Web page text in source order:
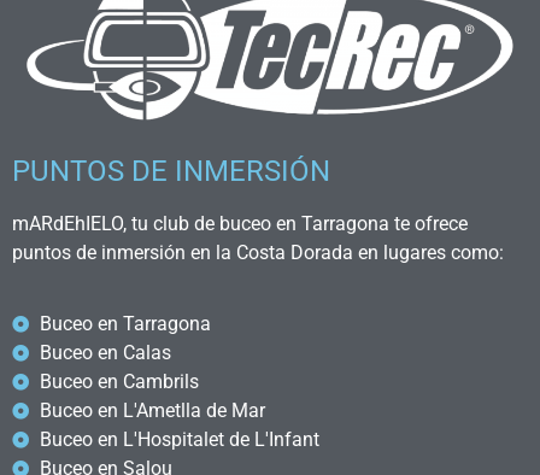
PUNTOS DE INMERSIÓN
mARdEhIELO, tu club de buceo en Tarragona te ofrece
puntos de inmersión en la Costa Dorada en lugares como:
Buceo en Tarragona
Buceo en Calas
Buceo en Cambrils
Buceo en L'Ametlla de Mar
Buceo en L'Hospitalet de L'Infant
Buceo en Salou